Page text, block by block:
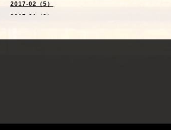
2017-02（5）
2017-01（3）